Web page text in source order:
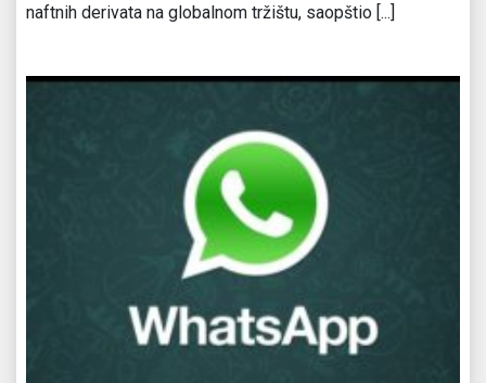
naftnih derivata na globalnom tržištu, saopštio [...]